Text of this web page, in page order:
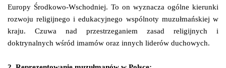
Europy Środkowo-Wschodniej. To on wyznacza ogólne kierunki
rozwoju religijnego i edukacyjnego wspólnoty muzułmańskiej w
kraju. Czuwa nad przestrzeganiem zasad religijnych i
doktrynalnych wśród imamów oraz innych liderów duchowych.